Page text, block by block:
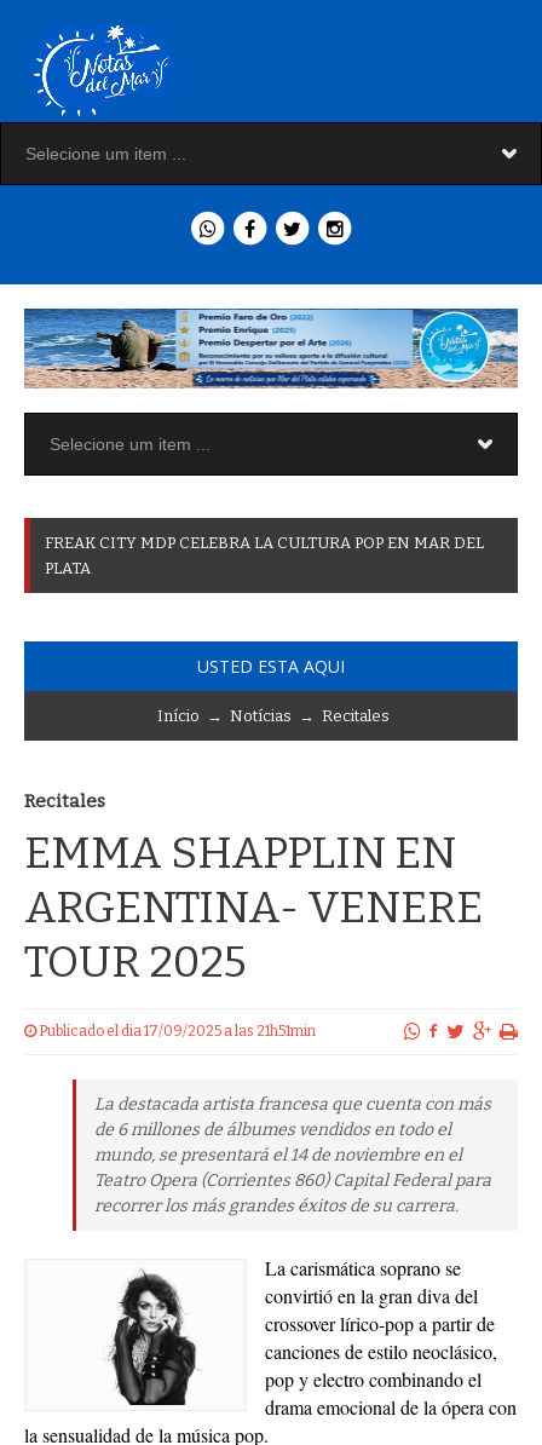
FREAK CITY MDP CELEBRA LA CULTURA POP EN MAR DEL
PLATA
USTED ESTA AQUI
Início → Notícias → Recitales
Recitales
EMMA SHAPPLIN EN
ARGENTINA- VENERE
TOUR 2025
Publicado el dia 17/09/2025 a las 21h51min
La destacada artista francesa que cuenta con más
de 6 millones de álbumes vendidos en todo el
mundo, se presentará el 14 de noviembre en el
Teatro Opera (Corrientes 860) Capital Federal para
recorrer los más grandes éxitos de su carrera.
La carismática soprano se
convirtió en la gran diva del
crossover lírico-pop a partir de
canciones de estilo neoclásico,
pop y electro combinando el
drama emocional de la ópera con
la sensualidad de la música pop.